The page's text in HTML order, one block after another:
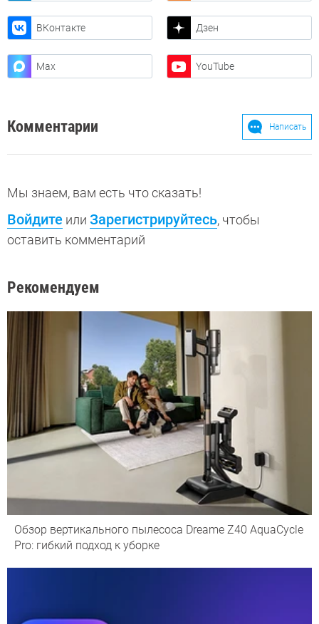
ВКонтакте Дзен
Max YouTube
Комментарии Написать
Мы знаем, вам есть что сказать!
Войдите или Зарегистрируйтесь, чтобы
оставить комментарий
Рекомендуем
Обзор вертикального пылесоса Dreame Z40 AquaCycle
Pro: гибкий подход к уборке